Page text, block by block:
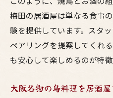
梅田の居酒屋は単なる食事
験を提供しています。スタ
ペアリングを提案してくれ
も安心して楽しめるのが特徴
大阪名物の鳥料理を居酒